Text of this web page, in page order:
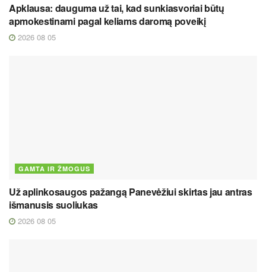
Apklausa: dauguma už tai, kad sunkiasvoriai būtų
apmokestinami pagal keliams daromą poveikį
2026 08 05
GAMTA IR ŽMOGUS
Už aplinkosaugos pažangą Panevėžiui skirtas jau antras
išmanusis suoliukas
2026 08 05